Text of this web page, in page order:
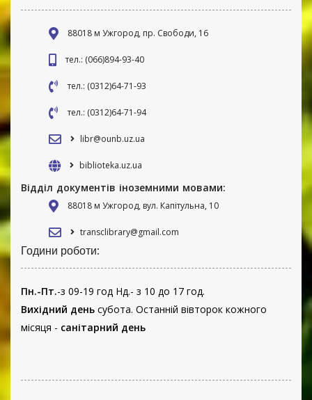
88018 м Ужгород, пр. Свободи, 16
тел.: (066)894-93-40
тел.: (0312)64-71-93
тел.: (0312)64-71-94
libr@ounb.uz.ua
biblioteka.uz.ua
Відділ документів іноземними мовами:
88018 м Ужгород, вул. Капітульна, 10
transclibrary@gmail.com
Години роботи:
Пн.-Пт.-з 09-19 год Нд.- з 10 до 17 год.
Вихідний день субота. Останній вівторок кожного
місяця - санітарний день